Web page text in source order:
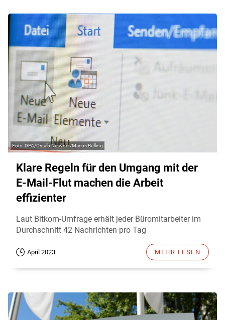
DPA/Ostalb Network/Marius Bulling
Klare Regeln für den Umgang mit der
E-Mail-Flut machen die Arbeit
effizienter
Laut Bitkom-Umfrage erhält jeder Büromitarbeiter im
Durchschnitt 42 Nachrichten pro Tag
April 2023 MEHR LESEN